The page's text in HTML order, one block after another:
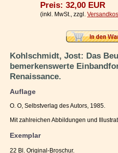
Preis: 32,00 EUR
(inkl. MwSt., zzgl.
Kohlschmidt, Jost: Das
bemerkenswerte
Renaissance.
Auflage
O. O, Selbstverlag des Autors, 1985.
Mit zahlreichen Abbildungen und
Exemplar
22 Bl. Original-Broschur.